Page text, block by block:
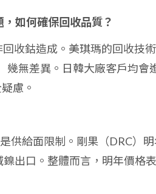
如何確保回收品質？
收鈷造成。美琪瑪的回收技
幾無差異。日韓大廠客戶均會
慮。
供給面限制。剛果（DRC）
出口。整體而言，明年價格